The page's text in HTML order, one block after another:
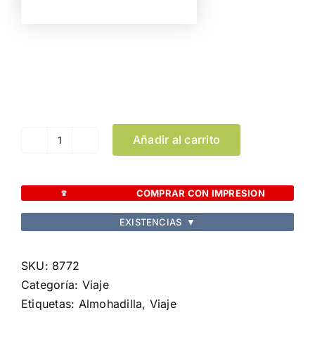
Almohadilla
cantidad
Añadir al carrito
COMPRAR CON IMPRESION
EXISTENCIAS ▼
SKU: 8772
Categoría: Viaje
Etiquetas: Almohadilla, Viaje